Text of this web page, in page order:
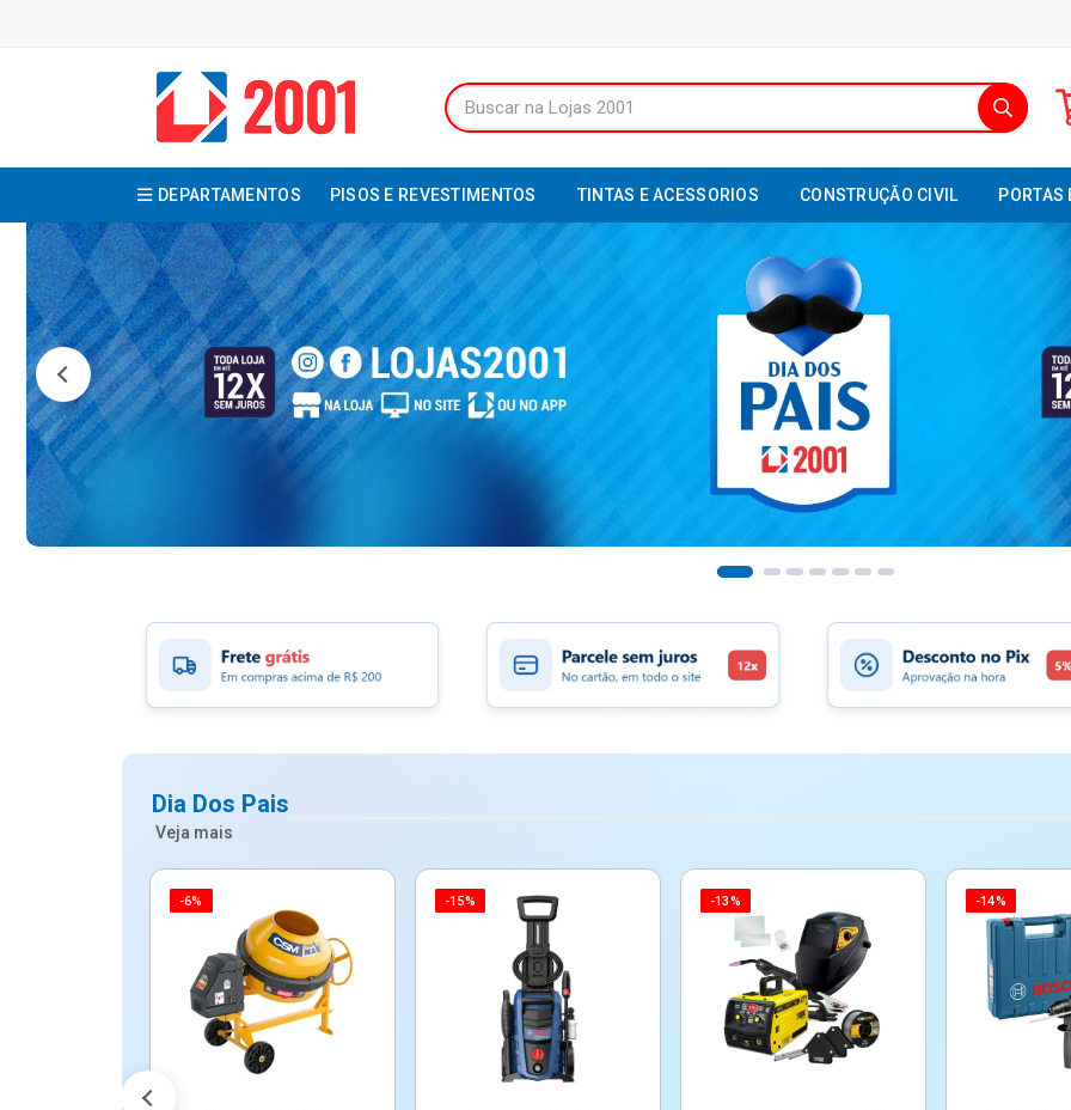
DEPARTAMENTOS PISOS E REVESTIMENTOS TINTAS E ACESSORIOS CONSTRUÇÃO CIVIL PORTAS
Dia Dos Pais
Veja mais
-6% -15% -13% -14%